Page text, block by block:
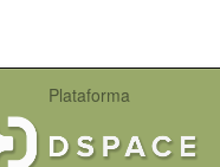
Plataforma